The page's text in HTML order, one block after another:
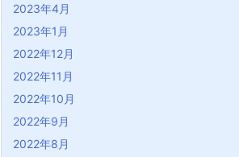
2023年4月
2023年1月
2022年12月
2022年11月
2022年10月
2022年9月
2022年8月